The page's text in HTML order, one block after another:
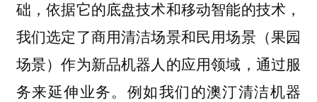
础，依据它的底盘技术和移动智能的技术，
我们选定了商用清洁场景和民用场景（果园
场景）作为新品机器人的应用领域，通过服
务来延伸业务。例如我们的澳汀清洁机器